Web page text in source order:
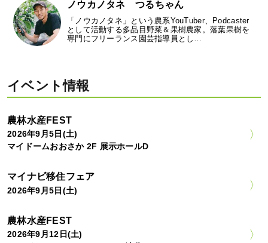
ノウカノタネ つるちゃん
「ノウカノタネ」という農系YouTuber、Podcaster
として活動する多品目野菜＆果樹農家。落葉果樹を
専門にフリーランス園芸指導員とし…
イベント情報
農林水産FEST
2026年9月5日(土)
マイドームおおさか 2F 展示ホールD
マイナビ移住フェア
2026年9月5日(土)
農林水産FEST
2026年9月12日(土)